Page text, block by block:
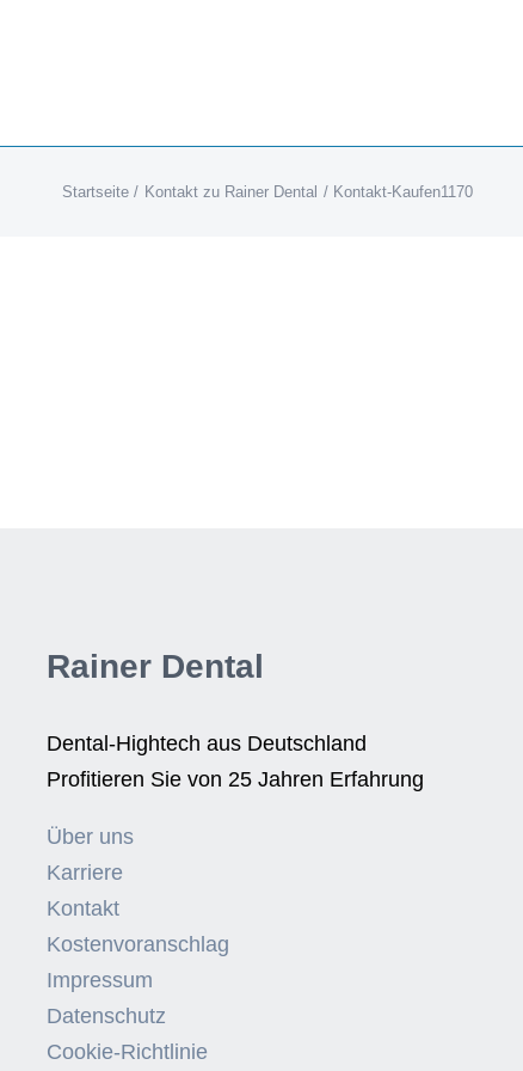
Startseite Kontakt zu Rainer Dental Kontakt-Kaufen1170
Rainer Dental
Dental-Hightech aus Deutschland
Profitieren Sie von 25 Jahren Erfahrung
Über uns
Karriere
Kontakt
Kostenvoranschlag
Impressum
Datenschutz
Cookie-Richtlinie